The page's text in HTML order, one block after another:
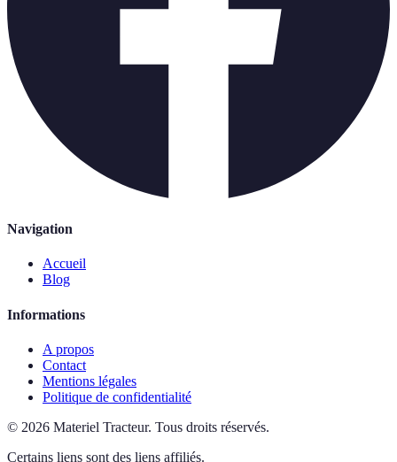
Navigation
Accueil
Blog
Informations
A propos
Contact
Mentions légales
Politique de confidentialité
© 2026 Materiel Tracteur. Tous droits réservés.
Certains liens sont des liens affiliés.